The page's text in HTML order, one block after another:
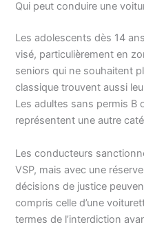
Qui peut conduire une
Les adolescents dès 14
visé, particulièrement en
seniors qui ne souhaitent
classique trouvent aussi
Les adultes sans permis B
représentent une autre
Les conducteurs
VSP, mais avec une
décisions de justice
compris celle d’une
termes de l’interdiction